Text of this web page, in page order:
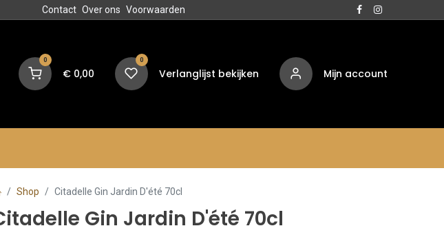
Contact Over ons Voorwaarden
0
€ 0,00
0
Verlanglijst bekijken Mijn account
Shop Citadelle Gin Jardin D'été 70cl
Gin Jardin D'été 70cl